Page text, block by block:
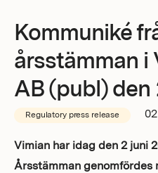
Jobs
Newsroom
Kommuniké
årsstämman i
AB (publ) den
Regulatory press release
Vimian har idag den 2 juni
Årsstämman genomfördes